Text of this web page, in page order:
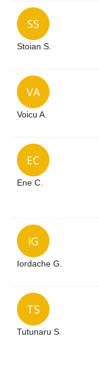
SS
Stoian S.
VA
Voicu A.
EC
Ene C.
IG
Iordache G.
TS
Tutunaru S.